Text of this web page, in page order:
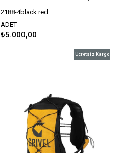
2188-4black red
ADET
₺5.000,00
Ücretsiz Kargo